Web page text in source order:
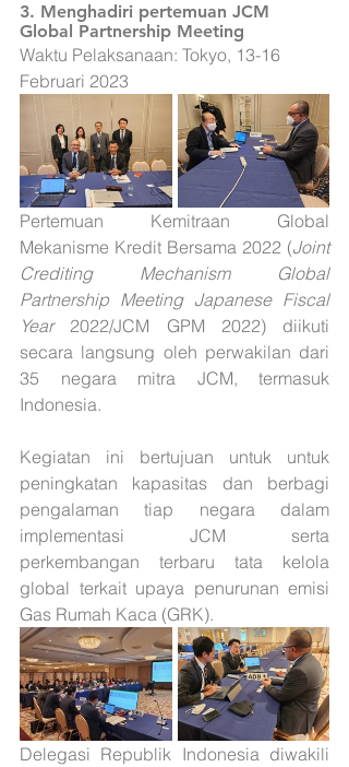
3. Menghadiri pertemuan JCM
Global Partnership Meeting
Waktu Pelaksanaan: Tokyo, 13-16
Februari 2023
Pertemuan Kemitraan Global
Mekanisme Kredit Bersama 2022 (Joint
Crediting Mechanism Global
Partnership Meeting Japanese Fiscal
Year 2022/JCM GPM 2022) diikuti
secara langsung oleh perwakilan dari
35 negara mitra JCM, termasuk
Indonesia.
Kegiatan ini bertujuan untuk untuk
peningkatan kapasitas dan berbagi
pengalaman tiap negara dalam
implementasi JCM serta
perkembangan terbaru tata kelola
global terkait upaya penurunan emisi
Gas Rumah Kaca (GRK).
Delegasi Republik Indonesia diwakili